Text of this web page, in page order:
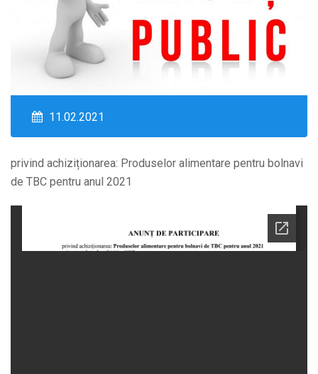
11.02.2021
privind achiziționarea: Produselor alimentare pentru bolnavi
de TBC pentru anul 2021